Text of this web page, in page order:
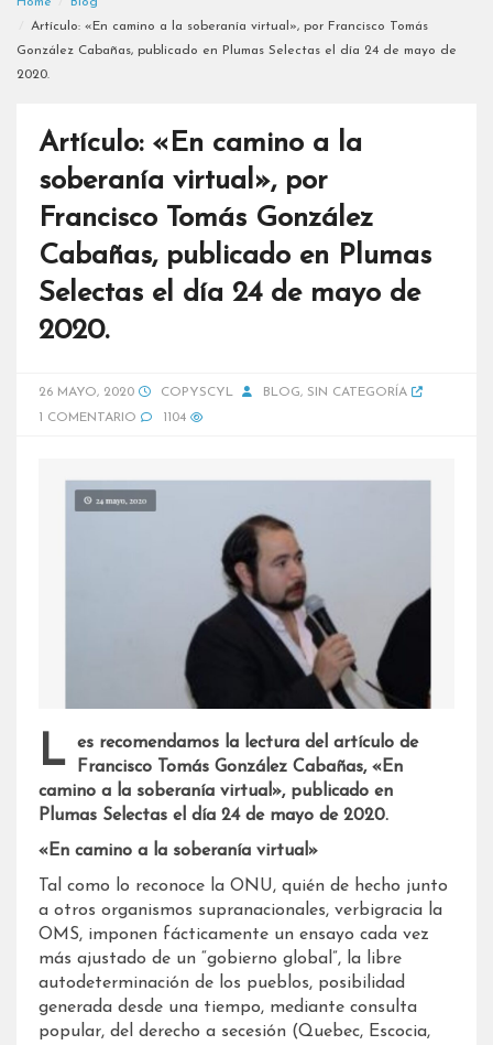
Artículo: «En camino a la soberanía virtual», por Francisco Tomás
González Cabañas, publicado en Plumas Selectas el día 24 de mayo de
2020.
Artículo: «En camino a la
soberanía virtual», por
Francisco Tomás González
Cabañas, publicado en Plumas
Selectas el día 24 de mayo de
2020.
26 MAYO, 2020 COPYSCYL BLOG, SIN CATEGORÍA
1 COMENTARIO
1104
Les recomendamos la lectura del artículo de
Francisco Tomás González Cabañas, «En
camino a la soberanía virtual», publicado en
Plumas Selectas el día 24 de mayo de 2020.
«En camino a la soberanía virtual»
Tal como lo reconoce la ONU, quién de hecho junto
a otros organismos supranacionales, verbigracia la
OMS, imponen fácticamente un ensayo cada vez
más ajustado de un “gobierno global”, la libre
autodeterminación de los pueblos, posibilidad
generada desde una tiempo, mediante consulta
popular, del derecho a secesión (Quebec, Escocia,